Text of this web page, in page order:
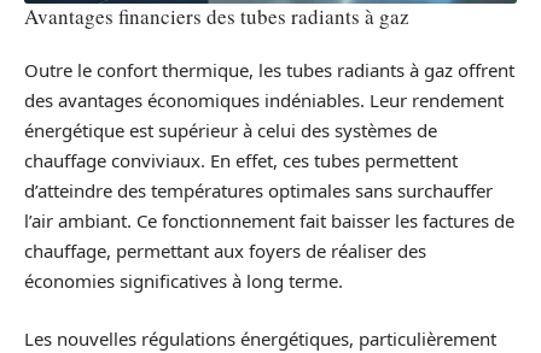
Avantages financiers des tubes radiants à gaz
Outre le confort thermique, les tubes radiants à gaz offrent
des avantages économiques indéniables. Leur rendement
énergétique est supérieur à celui des systèmes de
chauffage conviviaux. En effet, ces tubes permettent
d’atteindre des températures optimales sans surchauffer
l’air ambiant. Ce fonctionnement fait baisser les factures de
chauffage, permettant aux foyers de réaliser des
économies significatives à long terme.
Les nouvelles régulations énergétiques, particulièrement